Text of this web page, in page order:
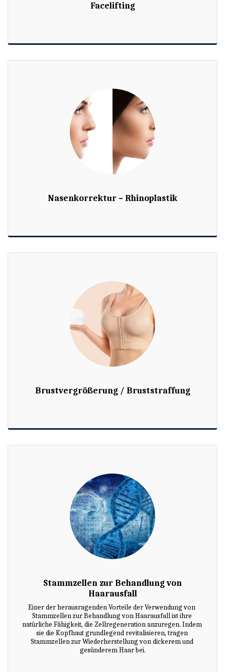
Facelifting
Nasenkorrektur – Rhinoplastik
Brustvergrößerung / Bruststraffung
Stammzellen zur Behandlung von
Haarausfall
Einer der herausragenden Vorteile der Verwendung von
Stammzellen zur Behandlung von Haarausfall ist ihre
natürliche Fähigkeit, die Zellregeneration anzuregen. Indem
sie die Kopfhaut grundlegend revitalisieren, tragen
Stammzellen zur Wiederherstellung von dickerem und
gesünderem Haar bei.